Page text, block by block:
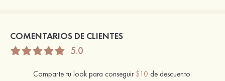
COMENTARIOS DE CLIENTES
5.0
Comparte tu look para conseguir $10 de descuento.